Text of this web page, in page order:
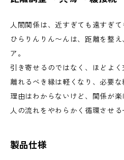
人間関係は、近すぎても遠すぎて
ひらりんりん〜んは、距離を整
ア。
引き寄せるのではなく、ほどよく
離れるべき縁は軽くなり、必要な
理由はわからないけど、関係が楽
人の流れをやわらかく循環させる
製品仕様